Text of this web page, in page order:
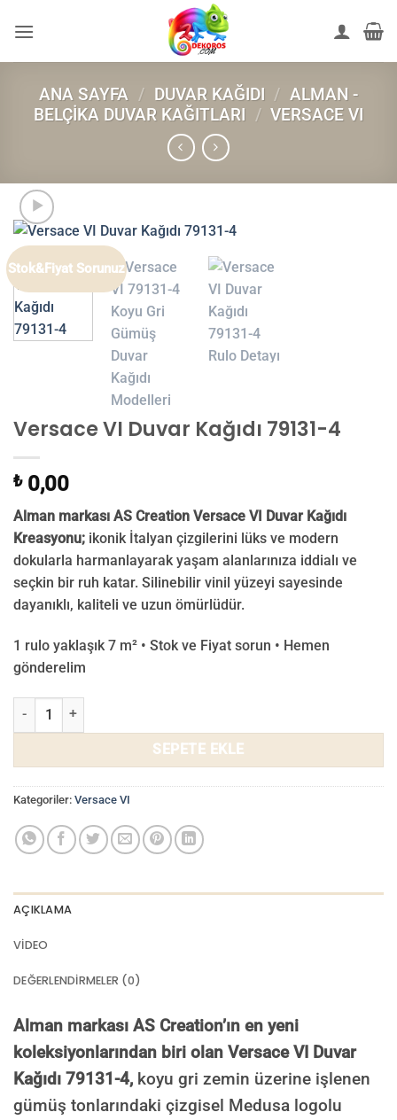
atla
ANA SAYFA / DUVAR KAĞIDI / ALMAN -
BELÇIKA DUVAR KAĞITLARI / VERSACE VI
Stok&Fiyat Sorunuz
Versace VI Duvar Kağıdı 79131-4
₺0,00
Alman markası AS Creation Versace VI Duvar Kağıdı
Kreasyonu; ikonik İtalyan çizgilerini lüks ve modern
dokularla harmanlayarak yaşam alanlarınıza iddialı ve
seçkin bir ruh katar. Silinebilir vinil yüzeyi sayesinde
dayanıklı, kaliteli ve uzun ömürlüdür.
1 rulo yaklaşık 7 m² • Stok ve Fiyat sorun • Hemen
gönderelim
Versace VI Duvar Kağıdı 79131-4 adet
SEPETE EKLE
Kategoriler: Versace VI
AÇIKLAMA
VIDEO
DEĞERLENDIRMELER (0)
Alman markası AS Creation’ın en yeni
koleksiyonlarından biri olan Versace VI Duvar
Kağıdı 79131-4, koyu gri zemin üzerine işlenen
gümüş tonlarındaki çizgisel Medusa logolu